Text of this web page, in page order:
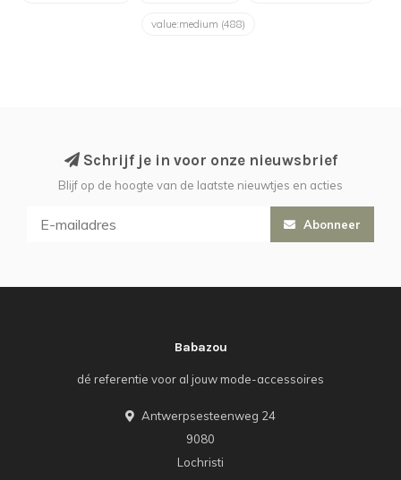
value:medium (488)
Schrijf je in voor onze nieuwsbrief
Blijf op de hoogte van de laatste nieuwtjes en acties
Abonneer
Babazou
dé referentie voor al jouw mode-accessoires
Antwerpsesteenweg 24
9080
Lochristi